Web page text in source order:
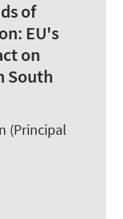
of
EU's
on
South
(Principal